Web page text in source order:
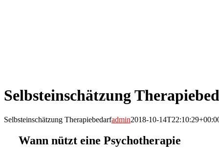
Selbsteinschätzung
Selbsteinschätzung Therapiebedarfadmin2018-10-
Wann nützt eine Psychotherapie